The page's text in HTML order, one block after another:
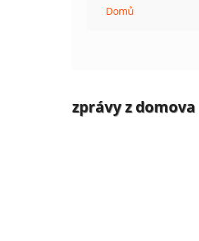
Domů
zprávy z domova